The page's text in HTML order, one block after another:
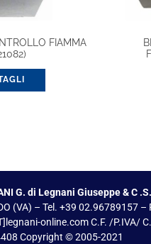
FIAMMA
G. di Legnani Giuseppe & C
(VA) – Tel. +39 02.96789157
online.com C.F. /P.IVA/
Copyright © 2005-2021